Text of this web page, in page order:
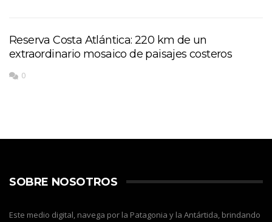
Reserva Costa Atlántica: 220 km de un
extraordinario mosaico de paisajes costeros
0
SOBRE NOSOTROS
Este medio digital, navega por la Patagonia y la Antártida, brindando